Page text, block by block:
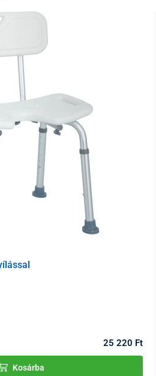
25 220 Ft
Kosárba